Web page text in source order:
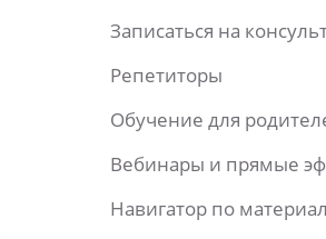
Записаться на
Репетиторы
Обучение для
Вебинары и прямые
Навигатор по